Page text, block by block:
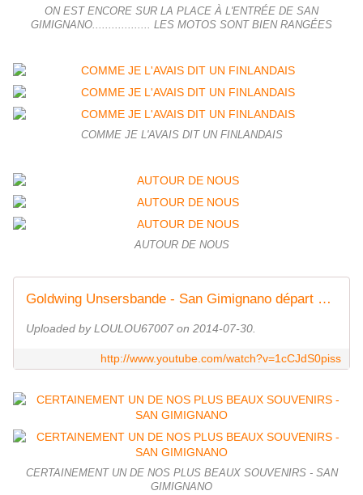
ON EST ENCORE SUR LA PLACE À L'ENTRÉE DE SAN
GIMIGNANO.................. LES MOTOS SONT BIEN RANGÉES
COMME JE L'AVAIS DIT UN FINLANDAIS
AUTOUR DE NOUS
Goldwing Unsersbande - San Gimignano départ d'un side car suisse
Uploaded by LOULOU67007 on 2014-07-30.
http://www.youtube.com/watch?v=1cCJdS0piss
CERTAINEMENT UN DE NOS PLUS BEAUX SOUVENIRS - SAN
GIMIGNANO